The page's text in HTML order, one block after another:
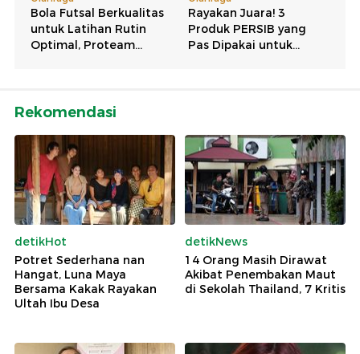
Rekomendasi
detikHot
Potret Sederhana nan
Hangat, Luna Maya
Bersama Kakak Rayakan
Ultah Ibu Desa
detikNews
14 Orang Masih Dirawat
Akibat Penembakan Maut
di Sekolah Thailand, 7 Kritis